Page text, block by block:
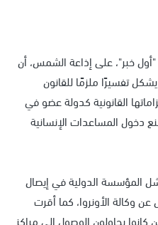
خبر"، على إذاعة الشمس، أن
يشكل تفسيرًا ملزمًا للقانون
القانونية كدولة عضو في
دخول المساعدات الإنسانية
المؤسسة الدولية في إيصال
وكالة الأونروا، كما أقرت
يحاولون الوصول إلى مراكز